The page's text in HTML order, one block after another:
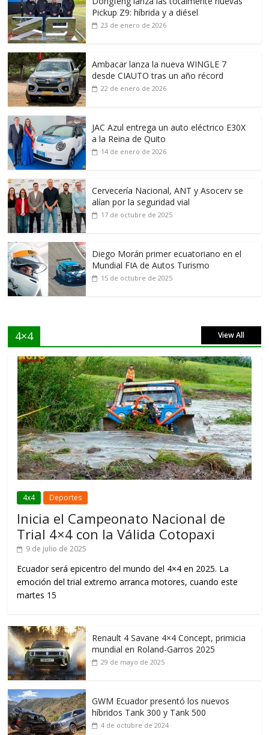
Pickup Z9: híbrida y a diésel
23 de enero de 2026
Ambacar lanza la nueva WINGLE 7
desde CIAUTO tras un año récord
22 de enero de 2026
JAC Azul entrega un auto eléctrico E30X
a la Reina de Quito
14 de enero de 2026
Cervecería Nacional, ANT y Asocerv se
alían por la seguridad vial
17 de octubre de 2025
Diego Morán primer ecuatoriano en el
Mundial FIA de Autos Turismo
15 de octubre de 2025
4×4 View All
4x4 Deportes
Inicia el Campeonato Nacional de
Trial 4×4 con la Válida Cotopaxi
9 de julio de 2025
Ecuador será epicentro del mundo del 4×4 en 2025. La
emoción del trial extremo arranca motores, cuando este
martes 15
Renault 4 Savane 4×4 Concept, primicia
mundial en Roland-Garros 2025
29 de mayo de 2025
GWM Ecuador presentó los nuevos
híbridos Tank 300 y Tank 500
4 de octubre de 2024